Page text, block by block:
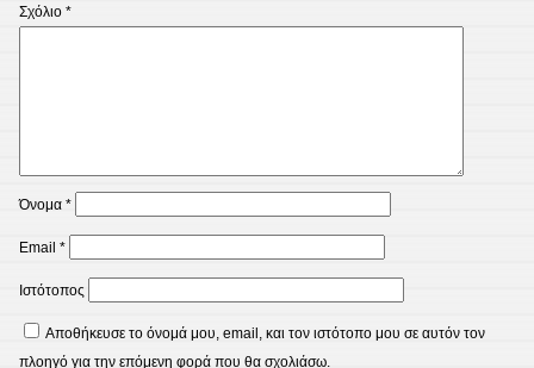
Σχόλιο *
Όνομα *
Email *
Ιστότοπος
Αποθήκευσε το όνομά μου, email, και τον ιστότοπο μου σε αυτόν τον
πλοηγό για την επόμενη φορά που θα σχολιάσω.